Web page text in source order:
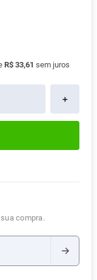
R$ 33,61 sem juros
＋
compra.